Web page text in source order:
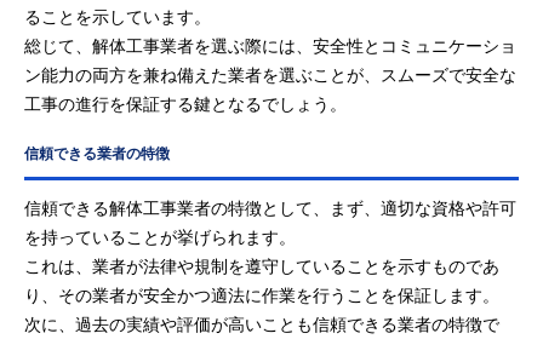
ることを示しています。
総じて、解体工事業者を選ぶ際には、安全性とコミュニケーショ
ン能力の両方を兼ね備えた業者を選ぶことが、スムーズで安全な
工事の進行を保証する鍵となるでしょう。
信頼できる業者の特徴
信頼できる解体工事業者の特徴として、まず、適切な資格や許可
を持っていることが挙げられます。
これは、業者が法律や規制を遵守していることを示すものであ
り、その業者が安全かつ適法に作業を行うことを保証します。
次に、過去の実績や評価が高いことも信頼できる業者の特徴で